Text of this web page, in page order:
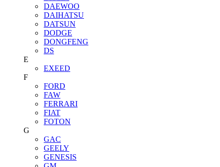
DAEWOO
DAIHATSU
DATSUN
DODGE
DONGFENG
DS
E
EXEED
F
FORD
FAW
FERRARI
FIAT
FOTON
G
GAC
GEELY
GENESIS